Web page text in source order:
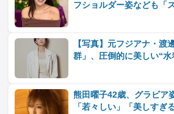
フショルダー姿なども「
【写真】元フジアナ・渡
群」、圧倒的に美しい“水
熊田曜子42歳、グラビア
「若々しい」「美しすぎ